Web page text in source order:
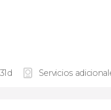
Servicios